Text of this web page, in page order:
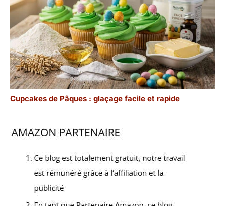
Cupcakes de Pâques : glaçage facile et rapide